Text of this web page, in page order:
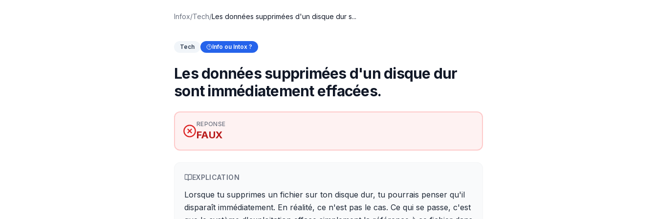
Infox/Tech/Les données supprimées d'un disque dur s...
Tech Info ou Intox ?
Les données supprimées d'un disque dur
sont immédiatement effacées.
REPONSE
FAUX
EXPLICATION
Lorsque tu supprimes un fichier sur ton disque dur, tu pourrais penser qu'il
disparaît immédiatement. En réalité, ce n'est pas le cas. Ce qui se passe, c'est